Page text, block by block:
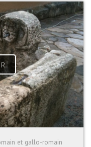
et gallo-romain